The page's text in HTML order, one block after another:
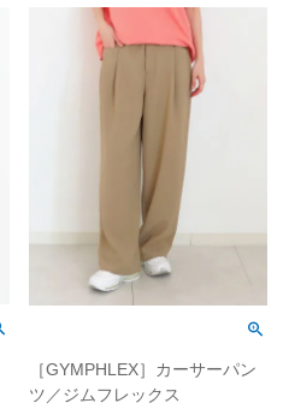
［GYMPHLEX］カーサーパン
ツ／ジムフレックス